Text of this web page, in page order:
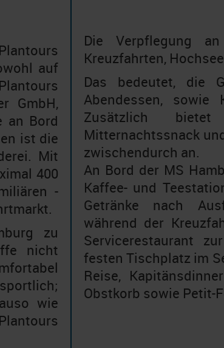
auf
GmbH,
an Bord
ist die
Mit
400
-
zu
nicht
wie
Die Verpflegung
Kreuzfahrten,
Das bedeutet, die
Abendessen, sowie
Zusätzlich
Mitternachtssnack
zwischendurch an.
An Bord der MS
Kaffee- und
Getränke nach
während der
Servicerestaurant
festen Tischplatz im
Reise,
Obstkorb sowie Petit-